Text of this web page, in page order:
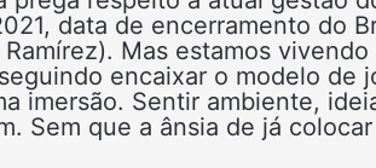
data de encerramento do
Mas estamos
encaixar o modelo de
imersão. Sentir ambiente,
Sem que a ânsia de já